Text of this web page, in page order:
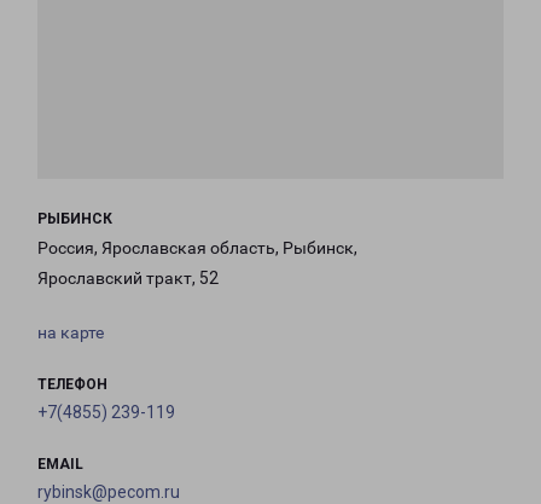
РЫБИНСК
Россия, Ярославская область, Рыбинск,
Ярославский тракт, 52
на карте
ТЕЛЕФОН
+7(4855) 239-119
EMAIL
rybinsk@pecom.ru